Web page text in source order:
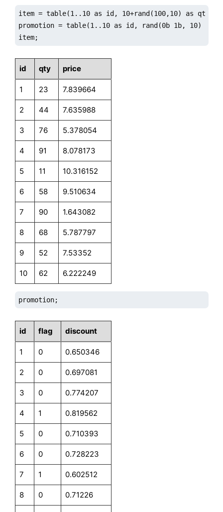
item = table(1..10 as id, 10+rand(100,10) as qty,
promotion = table(1..10 as id, rand(0b 1b, 10) as
item;
id qty price
1 23 7.839664
2 44 7.635988
3 76 5.378054
4 91 8.078173
5 11 10.316152
6 58 9.510634
7 90 1.643082
8 68 5.787797
9 52 7.53352
10 62 6.222249
promotion;
id flag discount
1 0 0.650346
2 0 0.697081
3 0 0.774207
4 1 0.819562
5 0 0.710393
6 0 0.728223
7 1 0.602512
8 0 0.71226